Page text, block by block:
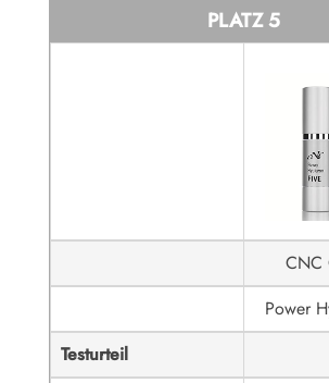
PLATZ 5
CNC
Power
Testurteil